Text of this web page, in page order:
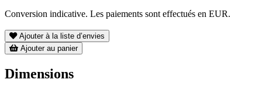
Conversion indicative. Les paiements sont effectués en EUR.
Ajouter à la liste d’envies
Ajouter au panier
Dimensions